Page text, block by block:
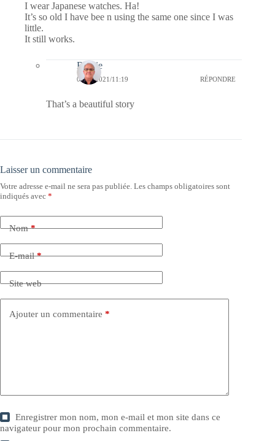
I wear Japanese watches. Ha!
It’s so old I have bee n using the same one since I was
little.
It still works.
Bernie
07/02/2021/11:19 RÉPONDRE
That’s a beautiful story
Laisser un commentaire
Votre adresse e-mail ne sera pas publiée. Les champs obligatoires sont
indiqués avec *
Nom*
E-mail*
Site web
Ajouter un commentaire *
Enregistrer mon nom, mon e-mail et mon site dans ce
navigateur pour mon prochain commentaire.